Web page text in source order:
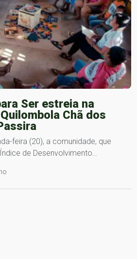
Ser estreia na
Chã dos
feira (20), a comunidade, que
de Desenvolvimento…